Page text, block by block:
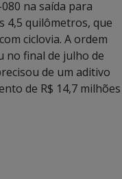
na saída para
4,5 quilômetros, que
ciclovia. A ordem
no final de julho de
de um aditivo
de R$ 14,7 milhões